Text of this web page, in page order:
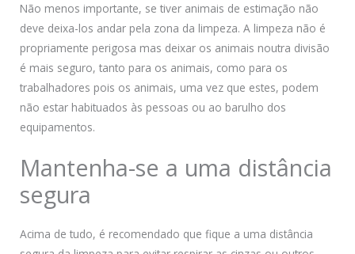
Não menos importante, se tiver animais de estimação não
deve deixa-los andar pela zona da limpeza. A limpeza não é
propriamente perigosa mas deixar os animais noutra divisão
é mais seguro, tanto para os animais, como para os
trabalhadores pois os animais, uma vez que estes, podem
não estar habituados às pessoas ou ao barulho dos
equipamentos.
Mantenha-se a uma distância
segura
Acima de tudo, é recomendado que fique a uma distância